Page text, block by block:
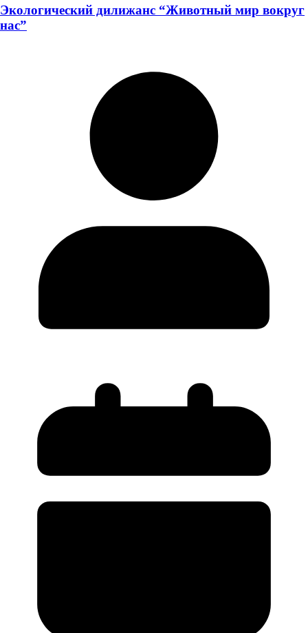
Экологический дилижанс “Животный мир вокруг
нас”